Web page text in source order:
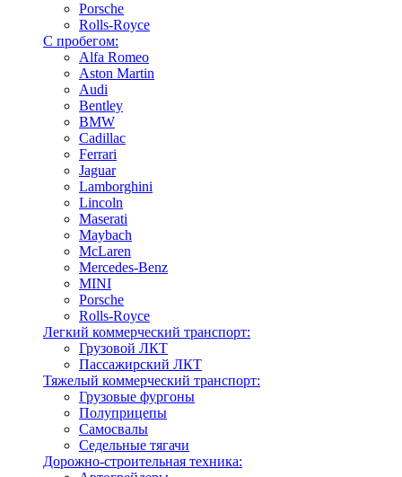
Porsche
Rolls-Royce
С пробегом:
Alfa Romeo
Aston Martin
Audi
Bentley
BMW
Cadillac
Ferrari
Jaguar
Lamborghini
Lincoln
Maserati
Maybach
McLaren
Mercedes-Benz
MINI
Porsche
Rolls-Royce
Легкий коммерческий транспорт:
Грузовой ЛКТ
Пассажирский ЛКТ
Тяжелый коммерческий транспорт:
Грузовые фургоны
Полуприцепы
Самосвалы
Седельные тягачи
Дорожно-строительная техника: